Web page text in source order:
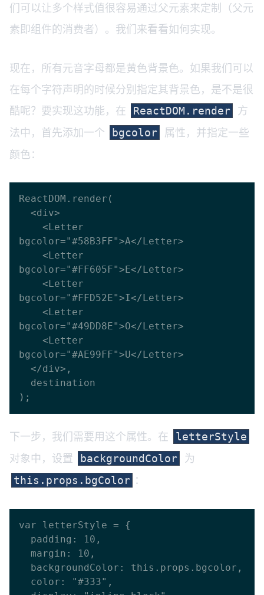
们可以让多个样式值很容易通过父元素来定制（父元
素即组件的消费者）。我们来看看如何实现。
现在，所有元音字母都是黄色背景色。如果我们可以
在每个字符声明的时候分别指定其背景色，是不是很
酷呢？要实现这功能，在
ReactDOM.render
方
法中，首先添加一个
bgcolor
属性，并指定一些
颜色：
ReactDOM.render(
bgcolor="#58B3FF">A</Letter>
bgcolor="#FF605F">E</Letter>
bgcolor="#FFD52E">I</Letter>
bgcolor="#49DD8E">O</Letter>
bgcolor="#AE99FF">U</Letter>
下一步，我们需要用这个属性。在 letterStyle
对象中，设置 backgroundColor 为
this.props.bgColor ：
var letterStyle = {